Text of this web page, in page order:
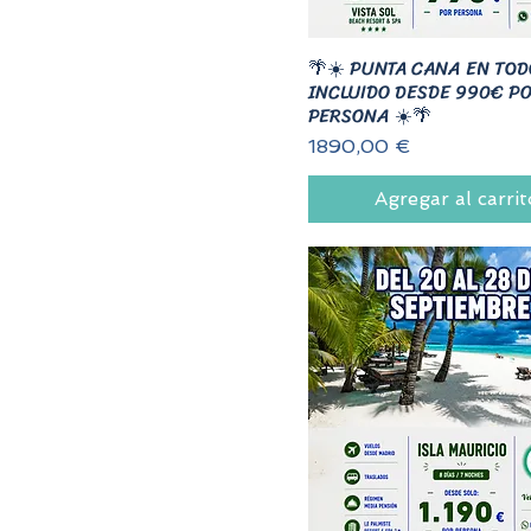
🌴☀️ PUNTA CANA EN
INCLUIDO DESDE 990€
PERSONA ☀️🌴
Precio
1890,00 €
Agregar al